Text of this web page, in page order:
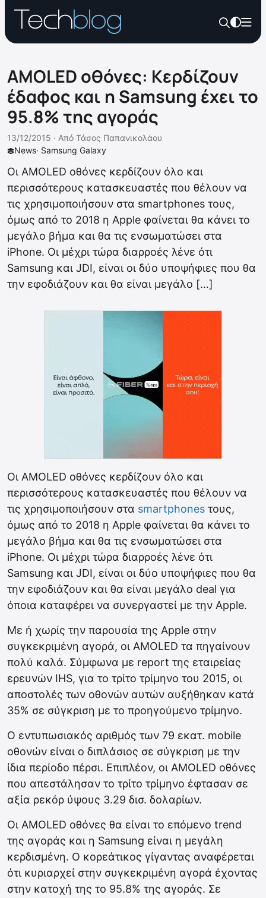
AMOLED οθόνες: Κερδίζουν
έδαφος και η Samsung έχει το
95.8% της αγοράς
News· Samsung Galaxy
13/12/2015 · Από Τάσος Παπανικολάου
Οι AMOLED οθόνες κερδίζουν όλο και
περισσότερους κατασκευαστές που θέλουν να
τις χρησιμοποιήσουν στα smartphones τους,
όμως από το 2018 η Apple φαίνεται θα κάνει το
μεγάλο βήμα και θα τις ενσωματώσει στα
iPhone. Οι μέχρι τώρα διαρροές λένε ότι
Samsung και JDI, είναι οι δύο υποψήφιες που θα
την εφοδιάζουν και θα είναι μεγάλο […]
Οι AMOLED οθόνες κερδίζουν όλο και
περισσότερους κατασκευαστές που θέλουν να
τις χρησιμοποιήσουν στα smartphones τους,
όμως από το 2018 η Apple φαίνεται θα κάνει το
μεγάλο βήμα και θα τις ενσωματώσει στα
iPhone. Οι μέχρι τώρα διαρροές λένε ότι
Samsung και JDI, είναι οι δύο υποψήφιες που θα
την εφοδιάζουν και θα είναι μεγάλο deal για
όποια καταφέρει να συνεργαστεί με την Apple.
Με ή χωρίς την παρουσία της Apple στην
συγκεκριμένη αγορά, οι AMOLED τα πηγαίνουν
πολύ καλά. Σύμφωνα με report της εταιρείας
ερευνών IHS, για το τρίτο τρίμηνο του 2015, οι
αποστολές των οθονών αυτών αυξήθηκαν κατά
35% σε σύγκριση με το προηγούμενο τρίμηνο.
Ο εντυπωσιακός αριθμός των 79 εκατ. mobile
οθονών είναι ο διπλάσιος σε σύγκριση με την
ίδια περίοδο πέρσι. Επιπλέον, οι AMOLED οθόνες
που απεστάλησαν το τρίτο τρίμηνο έφτασαν σε
αξία ρεκόρ ύψους 3.29 δισ. δολαρίων.
Οι AMOLED οθόνες θα είναι το επόμενο trend
της αγοράς και η Samsung είναι η μεγάλη
κερδισμένη. Ο κορεάτικος γίγαντας αναφέρεται
ότι κυριαρχεί στην συγκεκριμένη αγορά έχοντας
στην κατοχή της το 95.8% της αγοράς. Σε